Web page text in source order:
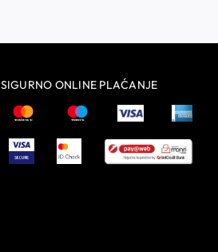
SIGURNO ONLINE PLAĆANJE